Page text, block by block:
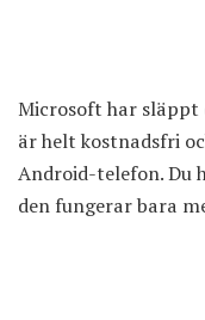
Microsoft har släppt
är helt kostnadsfri
Android-telefon. Du
den fungerar bara